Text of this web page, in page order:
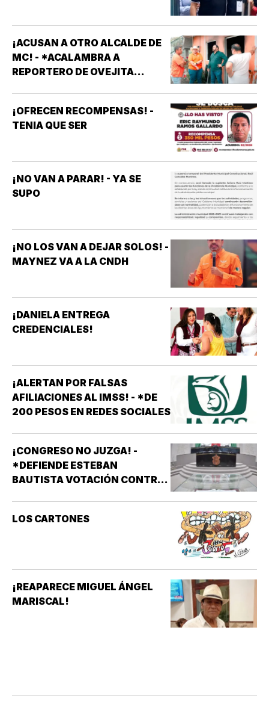
¡ACUSAN A OTRO ALCALDE DE
MC! - *ACALAMBRA A
REPORTERO DE OVEJITA
¡OFRECEN RECOMPENSAS! -
TENIA QUE SER
¡NO VAN A PARAR! - YA SE
SUPO
¡NO LOS VAN A DEJAR SOLOS! -
MAYNEZ VA A LA CNDH
¡DANIELA ENTREGA
CREDENCIALES!
¡ALERTAN POR FALSAS
AFILIACIONES AL IMSS! - *DE
200 PESOS EN REDES SOCIALES
¡CONGRESO NO JUZGA! -
*DEFIENDE ESTEBAN
BAUTISTA VOTACIÓN CONTRA
LOS CARTONES
¡REAPARECE MIGUEL ÁNGEL
MARISCAL!